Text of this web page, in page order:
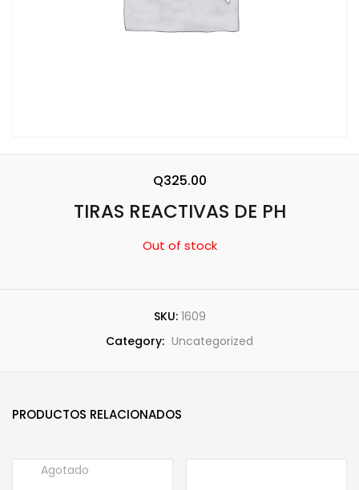
¿Contraseña perdida?
TIRAS REACTIVAS DE PH
Q325.00
Out of stock
SKU: 1609
Category: Uncategorized
PRODUCTOS RELACIONADOS
Agotado